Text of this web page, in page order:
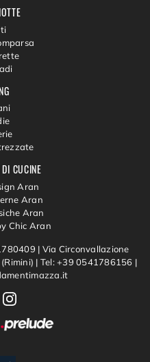
CUCINE
Aran
Aran
Aran
Chic Aran
| Via Circonvallazione
| Tel: +39 0541786156 |